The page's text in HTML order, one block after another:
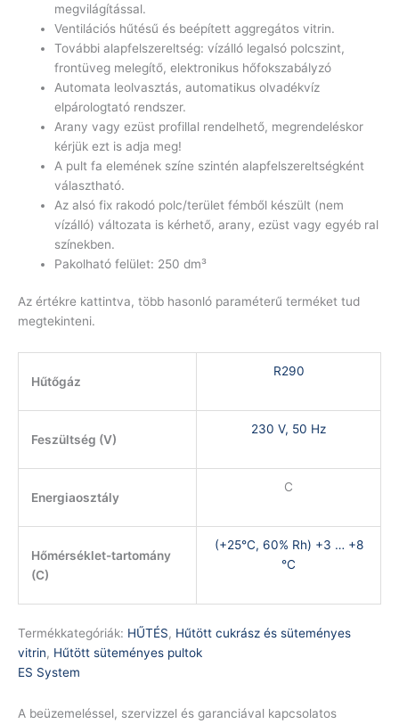
megvilágítással.
Ventilációs hűtésű és beépített aggregátos vitrin.
További alapfelszereltség: vízálló legalsó polcszint,
frontüveg melegítő, elektronikus hőfokszabályzó
Automata leolvasztás, automatikus olvadékvíz
elpárologtató rendszer.
Arany vagy ezüst profillal rendelhető, megrendeléskor
kérjük ezt is adja meg!
A pult fa elemének színe szintén alapfelszereltségként
választható.
Az alsó fix rakodó polc/terület fémből készült (nem
vízálló) változata is kérhető, arany, ezüst vagy egyéb ral
színekben.
Pakolható felület: 250 dm³
Az értékre kattintva, több hasonló paraméterű terméket tud
megtekinteni.
Hűtőgáz
R290
Feszültség (V)
230 V, 50 Hz
Energiaosztály
C
Hőmérséklet-tartomány
(C)
(+25°C, 60% Rh) +3 … +8
°C
Termékkategóriák: HŰTÉS, Hűtött cukrász és süteményes
vitrin, Hűtött süteményes pultok
ES System
A beüzemeléssel, szervizzel és garanciával kapcsolatos